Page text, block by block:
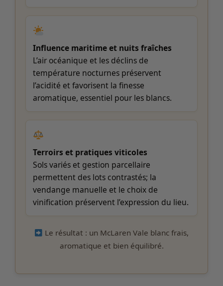
Influence maritime et nuits fraîches
L’air océanique et les déclins de
température nocturnes préservent
l’acidité et favorisent la finesse
aromatique, essentiel pour les blancs.
Terroirs et pratiques viticoles
Sols variés et gestion parcellaire
permettent des lots contrastés; la
vendange manuelle et le choix de
vinification préservent l’expression du lieu.
Le résultat : un McLaren Vale blanc frais,
aromatique et bien équilibré.